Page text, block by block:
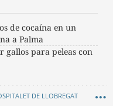
de cocaína en un
a Palma
gallos para peleas con
DE LLOBREGAT